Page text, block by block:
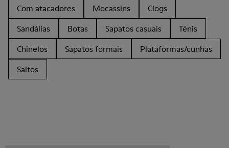
Com atacadores
Mocassins
Clogs
Sandálias
Botas Sapatos casuais
Ténis
Chinelos
Sapatos formais
Plataformas/cunhas
Saltos